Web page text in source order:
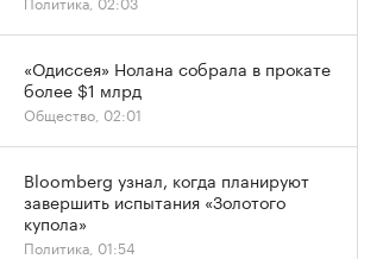
«Одиссея» Нолана собрала в прокате
более $1 млрд
Общество, 02:01
Bloomberg узнал, когда планируют
завершить испытания «Золотого
купола»
Политика, 01:54